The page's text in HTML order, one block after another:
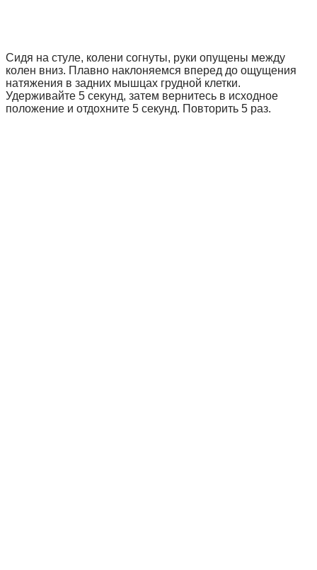
Сидя на стуле, колени согнуты, руки опущены между
колен вниз. Плавно наклоняемся вперед до ощущения
натяжения в задних мышцах грудной клетки.
Удерживайте 5 секунд, затем вернитесь в исходное
положение и отдохните 5 секунд. Повторить 5 раз.